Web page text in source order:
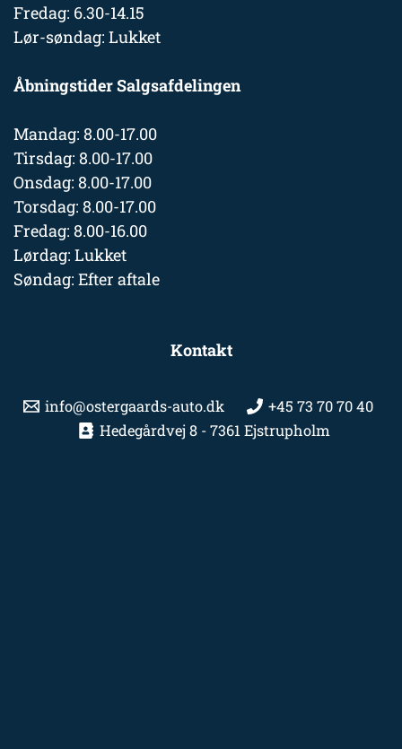
Fredag: 6.30-14.15
Lør-søndag: Lukket
Åbningstider Salgsafdelingen
Mandag: 8.00-17.00
Tirsdag: 8.00-17.00
Onsdag: 8.00-17.00
Torsdag: 8.00-17.00
Fredag: 8.00-16.00
Lørdag: Lukket
Søndag: Efter aftale
Kontakt
info@ostergaards-auto.dk
+45 73 70 70 40
Hedegårdvej 8 - 7361 Ejstrupholm